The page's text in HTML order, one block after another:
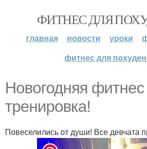
ФИТНЕС ДЛЯ
главная новости уроки
фитнес для
Новогодняя
тренировка!
Повеселились от души! Все девчата